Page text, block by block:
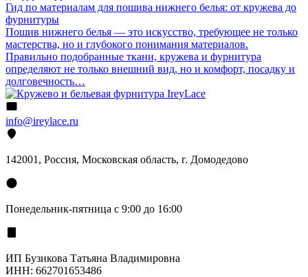
Гид по материалам для пошива нижнего белья: от кружева до
фурнитуры
Пошив нижнего белья — это искусство, требующее не только
мастерства, но и глубокого понимания материалов.
Правильно подобранные ткани, кружева и фурнитура
определяют не только внешний вид, но и комфорт, посадку и
долговечность…
info@ireylace.ru
142001 , Россия, Московская область, г. Домодедово
Понедельник-пятница с 9:00 до 16:00
ИП Бузикова Татьяна Владимировна
ИНН: 662701653486